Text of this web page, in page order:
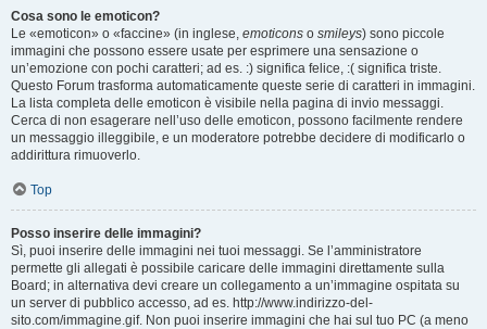
Cosa sono le emoticon?
Le «emoticon» o «faccine» (in inglese, emoticons o smileys) sono piccole
immagini che possono essere usate per esprimere una sensazione o
un’emozione con pochi caratteri; ad es. :) significa felice, :( significa triste.
Questo Forum trasforma automaticamente queste serie di caratteri in immagini.
La lista completa delle emoticon è visibile nella pagina di invio messaggi.
Cerca di non esagerare nell’uso delle emoticon, possono facilmente rendere
un messaggio illeggibile, e un moderatore potrebbe decidere di modificarlo o
addirittura rimuoverlo.
Top
Posso inserire delle immagini?
Sì, puoi inserire delle immagini nei tuoi messaggi. Se l’amministratore
permette gli allegati è possibile caricare delle immagini direttamente sulla
Board; in alternativa devi creare un collegamento a un’immagine ospitata su
un server di pubblico accesso, ad es. http://www.indirizzo-del-
sito.com/immagine.gif. Non puoi inserire immagini che hai sul tuo PC (a meno